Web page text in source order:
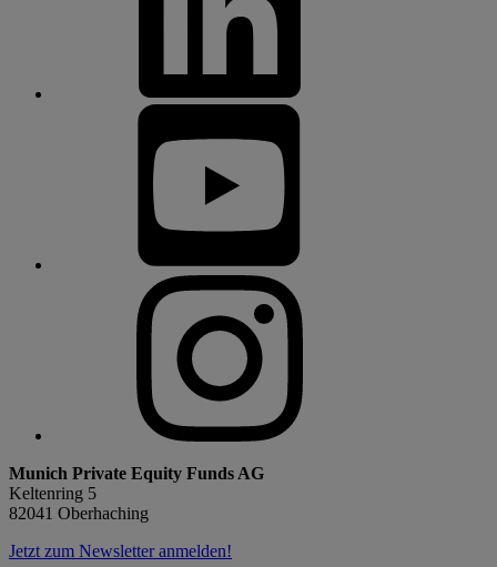
Munich Private Equity Funds AG
Keltenring 5
82041 Oberhaching
Jetzt zum Newsletter anmelden!